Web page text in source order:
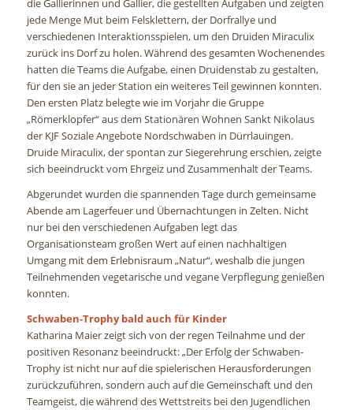
die Gallierinnen und Gallier, die gestellten Aufgaben und zeigten
jede Menge Mut beim Felsklettern, der Dorfrallye und
verschiedenen Interaktionsspielen, um den Druiden Miraculix
zurück ins Dorf zu holen. Während des gesamten Wochenendes
hatten die Teams die Aufgabe, einen Druidenstab zu gestalten,
für den sie an jeder Station ein weiteres Teil gewinnen konnten.
Den ersten Platz belegte wie im Vorjahr die Gruppe
„Römerklopfer“ aus dem Stationären Wohnen Sankt Nikolaus
der KJF Soziale Angebote Nordschwaben in Dürrlauingen.
Druide Miraculix, der spontan zur Siegerehrung erschien, zeigte
sich beeindruckt vom Ehrgeiz und Zusammenhalt der Teams.
Abgerundet wurden die spannenden Tage durch gemeinsame
Abende am Lagerfeuer und Übernachtungen in Zelten. Nicht
nur bei den verschiedenen Aufgaben legt das
Organisationsteam großen Wert auf einen nachhaltigen
Umgang mit dem Erlebnisraum „Natur“, weshalb die jungen
Teilnehmenden vegetarische und vegane Verpflegung genießen
konnten.
Schwaben-Trophy bald auch für Kinder
Katharina Maier zeigt sich von der regen Teilnahme und der
positiven Resonanz beeindruckt: „Der Erfolg der Schwaben-
Trophy ist nicht nur auf die spielerischen Herausforderungen
zurückzuführen, sondern auch auf die Gemeinschaft und den
Teamgeist, die während des Wettstreits bei den Jugendlichen